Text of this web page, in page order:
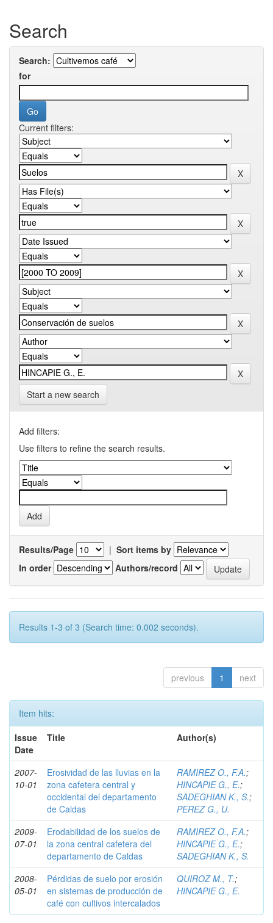
Search
Search:
for
Current filters:
Start a new search
Add filters:
Use filters to refine the search results.
Results/Page | Sort items by
In order
Authors/record
Results 1-3 of 3 (Search time: 0.002 seconds).
previous 1 next
Item hits:
Issue
Date
Title Author(s)
2007-
10-01
Erosividad de las lluvias en la
zona cafetera central y
occidental del departamento
de Caldas
RAMIREZ O., F.A.;
HINCAPIE G., E.;
SADEGHIAN K., S.;
PEREZ G., U.
2009-
07-01
Erodabilidad de los suelos de
la zona central cafetera del
departamento de Caldas
RAMIREZ O., F.A.;
HINCAPIE G., E.;
SADEGHIAN K., S.
2008-
05-01
Pérdidas de suelo por erosión
en sistemas de producción de
café con cultivos intercalados
QUIROZ M., T.;
HINCAPIE G., E.